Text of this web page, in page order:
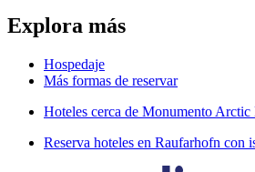
Explora más
Hospedaje
Más formas de reservar
Hoteles cerca de Monumento Arctic
Reserva hoteles en Raufarhofn con